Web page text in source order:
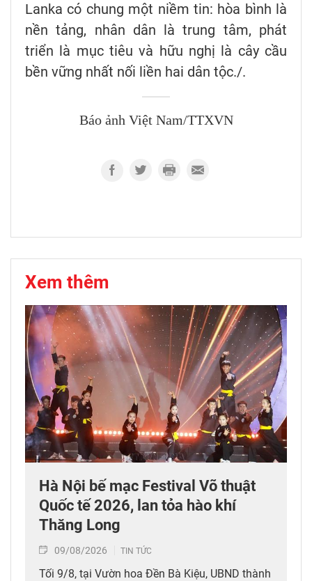
Lanka có chung một niềm tin: hòa bình là
nền tảng, nhân dân là trung tâm, phát
triển là mục tiêu và hữu nghị là cây cầu
bền vững nhất nối liền hai dân tộc./.
Báo ảnh Việt Nam/TTXVN
Xem thêm
Hà Nội bế mạc Festival Võ thuật
Quốc tế 2026, lan tỏa hào khí
Thăng Long
09/08/2026 TIN TỨC
Tối 9/8, tại Vườn hoa Đền Bà Kiệu, UBND thành